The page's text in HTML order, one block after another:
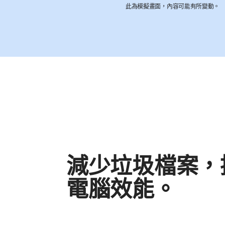
此為模擬畫面，內容可能有所變動。
減少垃圾檔案
電腦效能。